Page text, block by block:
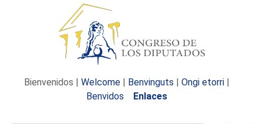
Bienvenidos | Welcome | Benvinguts | Ongi etorri |
Benvidos
Enlaces